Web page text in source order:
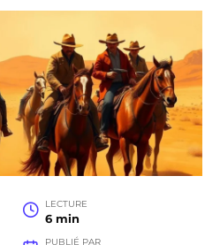
LECTURE
6 min
PUBLIÉ PAR